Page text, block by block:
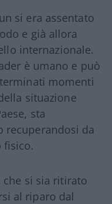
si era assentato
e già allora
internazionale.
è umano e può
momenti
situazione
sta
recuperandosi da
fisico.
che si sia ritirato
al riparo dal